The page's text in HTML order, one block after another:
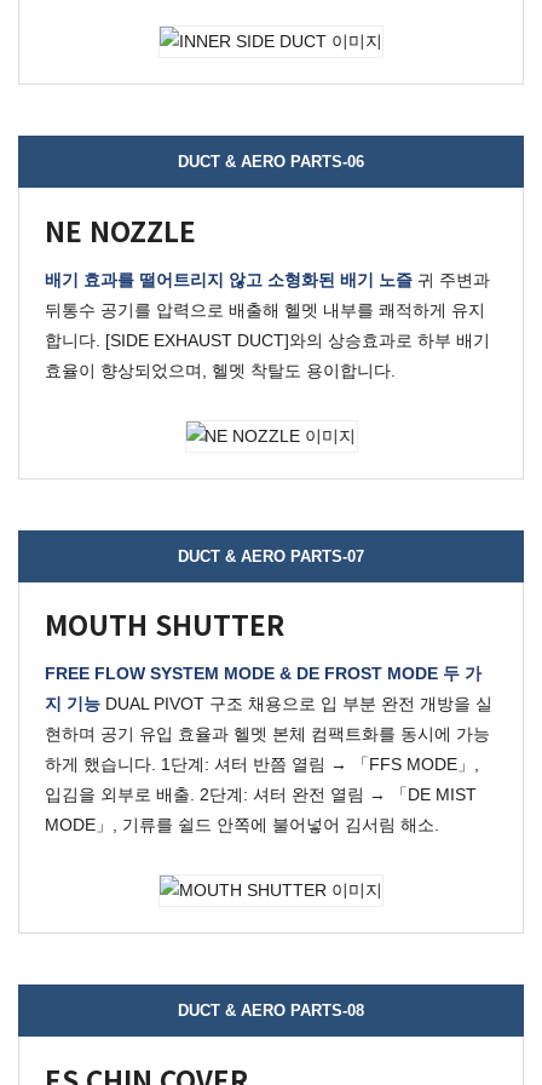
DUCT & AERO PARTS-06
NE NOZZLE
배기 효과를 떨어트리지 않고 소형화된 배기 노즐 귀 주변과
뒤통수 공기를 압력으로 배출해 헬멧 내부를 쾌적하게 유지
합니다. [SIDE EXHAUST DUCT]와의 상승효과로 하부 배기
효율이 향상되었으며, 헬멧 착탈도 용이합니다.
DUCT & AERO PARTS-07
MOUTH SHUTTER
FREE FLOW SYSTEM MODE & DE FROST MODE 두 가
지 기능 DUAL PIVOT 구조 채용으로 입 부분 완전 개방을 실
현하며 공기 유입 효율과 헬멧 본체 컴팩트화를 동시에 가능
하게 했습니다. 1단계: 셔터 반쯤 열림 → 「FFS MODE」,
입김을 외부로 배출. 2단계: 셔터 완전 열림 → 「DE MIST
MODE」, 기류를 쉴드 안쪽에 불어넣어 김서림 해소.
DUCT & AERO PARTS-08